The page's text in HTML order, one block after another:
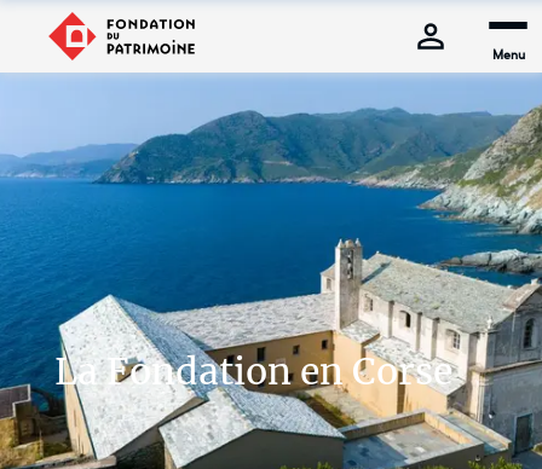
Menu
La Fondation en Corse